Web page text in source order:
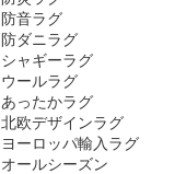
防音ラグ
防ダニラグ
シャギーラグ
ウールラグ
あったかラグ
北欧デザインラグ
ヨーロッパ輸入ラグ
オールシーズン